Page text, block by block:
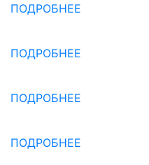
ПОДРОБНЕЕ
ПОДРОБНЕЕ
ПОДРОБНЕЕ
ПОДРОБНЕЕ